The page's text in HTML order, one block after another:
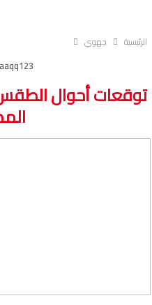
الرئيسية جهوي
توقعات أحوال